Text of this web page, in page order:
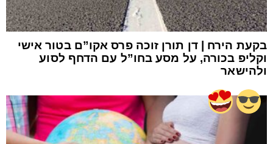
בקעת הירח | דן תורן זוכה פרס אקו”ם בטור אישי
וקליפ בכורה, על מסע בחו”ל עם הדחף לסוע
ולהישאר